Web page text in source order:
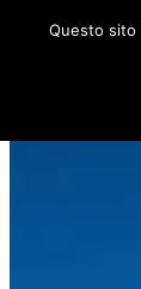
Questo sito